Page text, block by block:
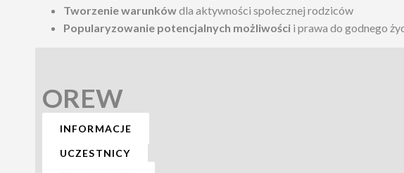
Tworzenie warunkówdla aktywności społecznej rodziców
Popularyzowanie potencjalnych możliwości i prawa do godnego
OREW
INFORMACJE
UCZESTNICY